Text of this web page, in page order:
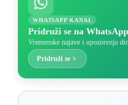
WHATSAPP KANAL
Pridruži se na WhatsApp
Vremenske najave i upozorenja
Pridruži se